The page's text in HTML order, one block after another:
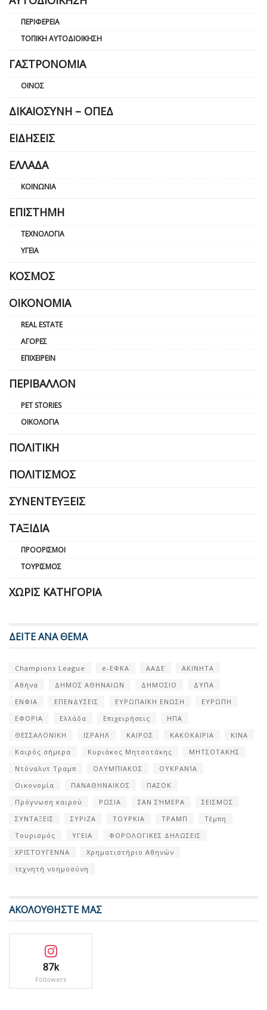
ΠΕΡΙΦΈΡΕΙΑ
ΤΟΠΙΚΉ ΑΥΤΟΔΙΟΊΚΗΣΗ
ΓΑΣΤΡΟΝΟΜΊΑ
ΟΊΝΟΣ
ΔΙΚΑΙΟΣΎΝΗ – ΟΠΕΔ
ΕΙΔΉΣΕΙΣ
ΕΛΛΆΔΑ
ΚΟΙΝΩΝΊΑ
ΕΠΙΣΤΉΜΗ
ΤΕΧΝΟΛΟΓΊΑ
ΥΓΕΊΑ
ΚΌΣΜΟΣ
ΟΙΚΟΝΟΜΊΑ
REAL ESTATE
ΑΓΟΡΈΣ
ΕΠΙΧΕΙΡΕΊΝ
ΠΕΡΙΒΆΛΛΟΝ
PET STORIES
ΟΙΚΟΛΟΓΊΑ
ΠΟΛΙΤΙΚΉ
ΠΟΛΙΤΙΣΜΌΣ
ΣΥΝΕΝΤΕΎΞΕΙΣ
ΤΑΞΊΔΙΑ
ΠΡΟΟΡΙΣΜΟΊ
ΤΟΥΡΙΣΜΌΣ
ΧΩΡΊΣ ΚΑΤΗΓΟΡΊΑ
ΔΕΙΤΕ ΑΝΑ ΘΕΜΑ
Champions League e-ΕΦΚΑ ΑΑΔΕ
ΑΚΙΝΗΤΑ
Αθήνα
ΔΗΜΟΣ ΑΘΗΝΑΙΩΝ ΔΗΜΟΣΙΟ
ΔΥΠΑ
ΕΝΦΙΑ
ΕΠΕΝΔΥΣΕΙΣ ΕΥΡΩΠΑΪΚΗ ΕΝΩΣΗ
ΕΥΡΩΠΗ
ΕΦΟΡΙΑ
Ελλάδα Επιχειρήσεις
ΗΠΑ
ΘΕΣΣΑΛΟΝΙΚΗ
ΙΣΡΑΗΛ ΚΑΙΡΟΣ ΚΑΚΟΚΑΙΡΙΑ
ΚΙΝΑ
Καιρός σήμερα
Κυριάκος Μητσοτάκης
ΜΗΤΣΟΤΑΚΗΣ
Ντόναλντ Τραμπ
ΟΛΥΜΠΙΑΚΟΣ
ΟΥΚΡΑΝΊΑ
Οικονομία
ΠΑΝΑΘΗΝΑΙΚΟΣ
ΠΑΣΟΚ
Πρόγνωση καιρού
ΡΩΣΙΑ ΣΑΝ ΣΉΜΕΡΑ
ΣΕΙΣΜΟΣ
ΣΥΝΤΑΞΕΙΣ
ΣΥΡΙΖΑ ΤΟΥΡΚΙΑ ΤΡΑΜΠ
Τέμπη
Τουρισμός
ΥΓΕΙΑ
ΦΟΡΟΛΟΓΙΚΕΣ ΔΗΛΩΣΕΙΣ
ΧΡΙΣΤΟΥΓΕΝΝΑ
Χρηματιστήριο Αθηνών
τεχνητή νοημοσύνη
ΑΚΟΛΟΥΘΗΣΤΕ ΜΑΣ
87k
Followers